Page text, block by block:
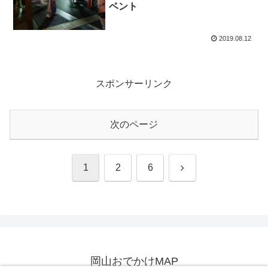
ベント
2019.08.12
スポンサーリンク
次のページ
1 2 6 次
岡山おでかけMAP